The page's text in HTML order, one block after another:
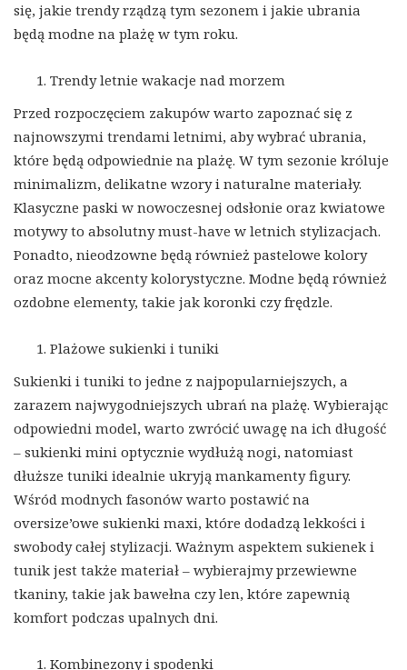
się, jakie trendy rządzą tym sezonem i jakie ubrania
będą modne na plażę w tym roku.
Trendy letnie wakacje nad morzem
Przed rozpoczęciem zakupów warto zapoznać się z
najnowszymi trendami letnimi, aby wybrać ubrania,
które będą odpowiednie na plażę. W tym sezonie króluje
minimalizm, delikatne wzory i naturalne materiały.
Klasyczne paski w nowoczesnej odsłonie oraz kwiatowe
motywy to absolutny must-have w letnich stylizacjach.
Ponadto, nieodzowne będą również pastelowe kolory
oraz mocne akcenty kolorystyczne. Modne będą również
ozdobne elementy, takie jak koronki czy frędzle.
Plażowe sukienki i tuniki
Sukienki i tuniki to jedne z najpopularniejszych, a
zarazem najwygodniejszych ubrań na plażę. Wybierając
odpowiedni model, warto zwrócić uwagę na ich długość
– sukienki mini optycznie wydłużą nogi, natomiast
dłuższe tuniki idealnie ukryją mankamenty figury.
Wśród modnych fasonów warto postawić na
oversize’owe sukienki maxi, które dodadzą lekkości i
swobody całej stylizacji. Ważnym aspektem sukienek i
tunik jest także materiał – wybierajmy przewiewne
tkaniny, takie jak bawełna czy len, które zapewnią
komfort podczas upalnych dni.
Kombinezony i spodenki